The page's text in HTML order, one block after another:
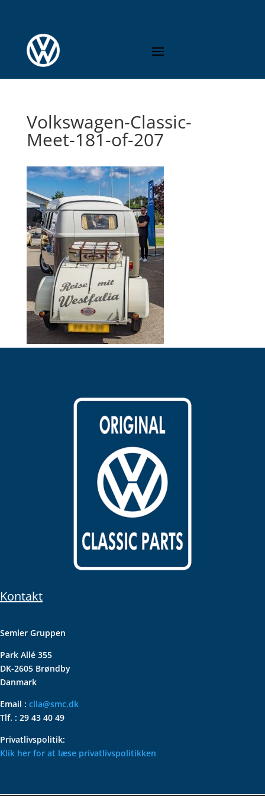
Volkswagen-Classic-
Meet-181-of-207
Kontakt
Semler Gruppen
Park Allé 355
DK-2605 Brøndby
Danmark
Email : clla@smc.dk
Tlf. : 29 43 40 49
Privatlivspolitik:
Klik her for at læse privatlivspolitikken